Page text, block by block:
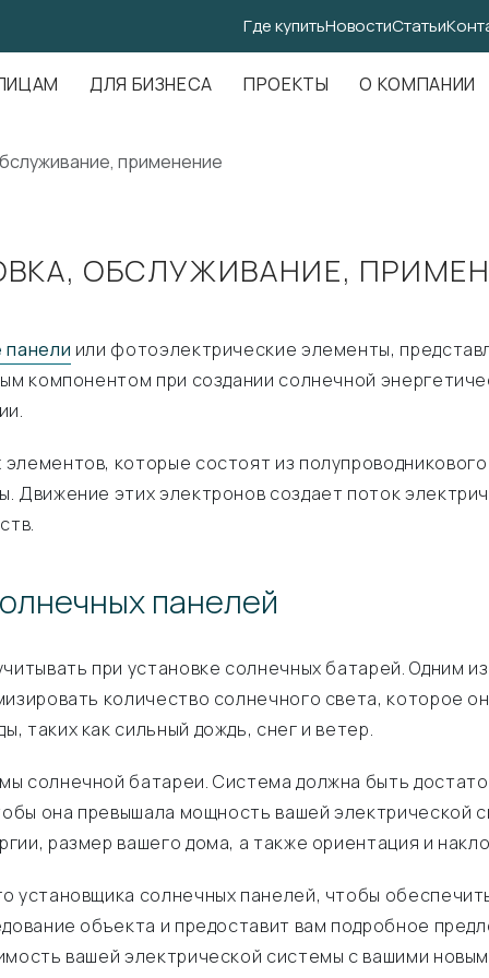
Где купитьНовостиСтатьи
ДЛЯ БИЗНЕСА ПРОЕКТЫ О КОМПАНИИ
применение
ОБСЛУЖИВАНИЕ,
панели или фотоэлектрические элементы,
компонентом при создании солнечной
которые состоят из
этих электронов создает поток
панелей
при установке солнечных батарей. Одним
количество солнечного света, которое
как сильный дождь, снег и ветер.
солнечной батареи. Система должна быть
она превышала мощность вашей электрической
размер вашего дома, а также ориентация и
установщика солнечных панелей, чтобы
объекта и предоставит вам подробное
вашей электрической системы с вашими